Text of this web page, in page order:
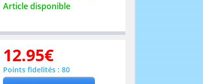
Article disponible
12.95€
Points fidelités : 80